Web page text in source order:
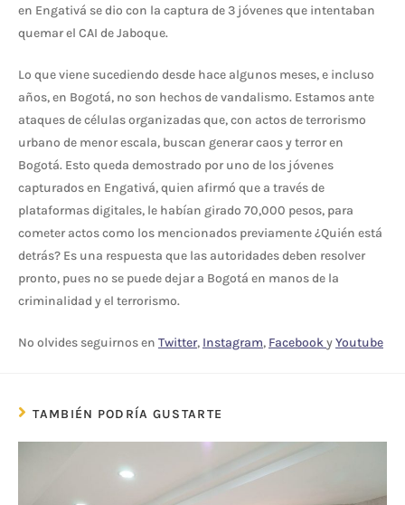
en Engativá se dio con la captura de 3 jóvenes que intentaban
quemar el CAI de Jaboque.
Lo que viene sucediendo desde hace algunos meses, e incluso
años, en Bogotá, no son hechos de vandalismo. Estamos ante
ataques de células organizadas que, con actos de terrorismo
urbano de menor escala, buscan generar caos y terror en
Bogotá. Esto queda demostrado por uno de los jóvenes
capturados en Engativá, quien afirmó que a través de
plataformas digitales, le habían girado 70,000 pesos, para
cometer actos como los mencionados previamente ¿Quién está
detrás? Es una respuesta que las autoridades deben resolver
pronto, pues no se puede dejar a Bogotá en manos de la
criminalidad y el terrorismo.
No olvides seguirnos en Twitter, Instagram, FacebookyYoutube
TAMBIÉN PODRÍA GUSTARTE